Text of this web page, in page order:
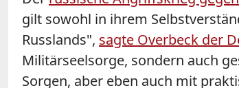
gilt sowohl in ihrem
Russlands", sagte Overbeck der
Militärseelsorge, sondern auch
Sorgen, aber eben auch mit